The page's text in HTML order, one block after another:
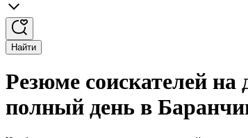
Найти
Резюме соискателей на
полный день в